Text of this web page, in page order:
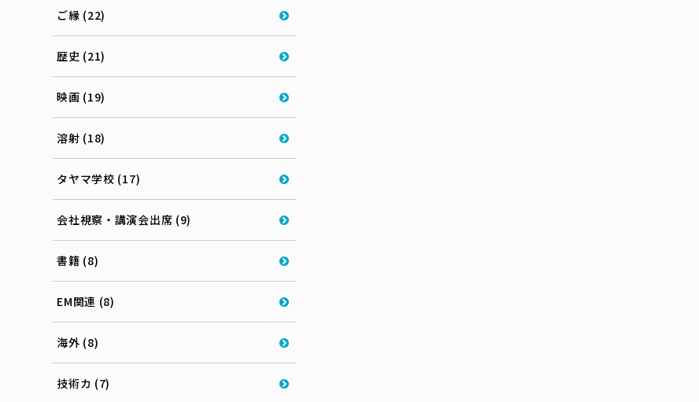
ご縁 (22)
歴史 (21)
映画 (19)
溶射 (18)
タヤマ学校 (17)
会社視察・講演会出席 (9)
書籍 (8)
EM関連 (8)
海外 (8)
技術カ (7)